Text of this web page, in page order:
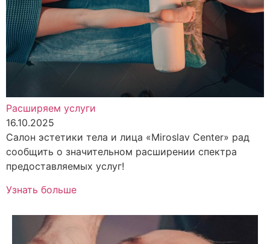
Расширяем услуги
16.10.2025
Салон эстетики тела и лица «Miroslav Center» рад
сообщить о значительном расширении спектра
предоставляемых услуг!
Узнать больше